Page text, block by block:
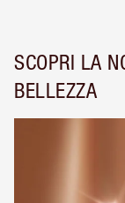
SCOPRI LA
BELLEZZA